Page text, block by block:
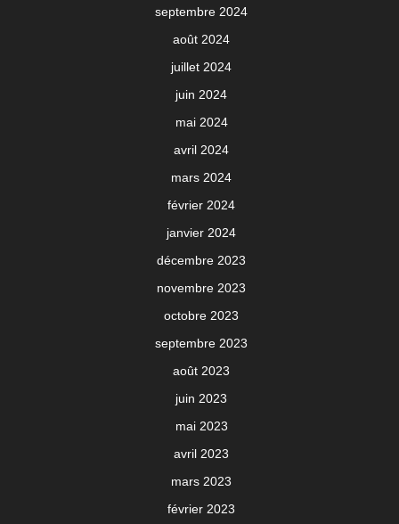
septembre 2024
août 2024
juillet 2024
juin 2024
mai 2024
avril 2024
mars 2024
février 2024
janvier 2024
décembre 2023
novembre 2023
octobre 2023
septembre 2023
août 2023
juin 2023
mai 2023
avril 2023
mars 2023
février 2023